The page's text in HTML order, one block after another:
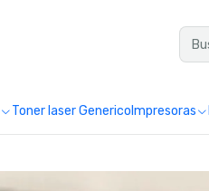
Toner laser Generico Impresoras